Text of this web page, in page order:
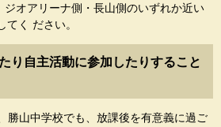
オアリーナ側・長山側のいずれか近い
てく ださい。
り自主活動に参加したりすること
勝山中学校でも、放課後を有意義に過ご